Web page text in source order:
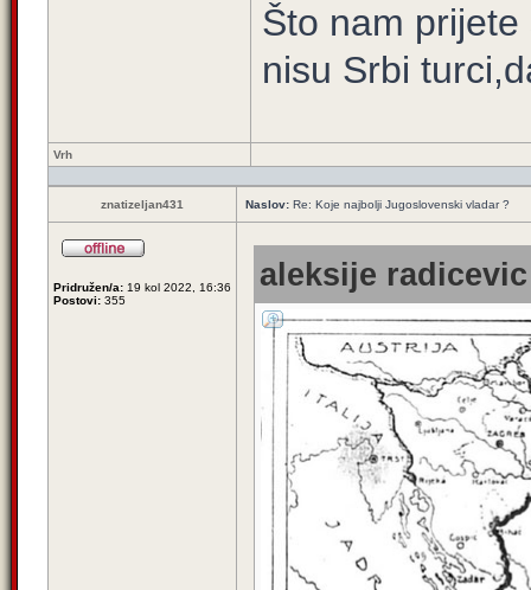
Što nam
nisu Srbi
Vrh
znatizeljan431 Naslov: Re: Koje najbolji Jugoslovenski vladar ?
Pridružen/a: 19 kol 2022, 16:36
Postovi: 355
aleksije